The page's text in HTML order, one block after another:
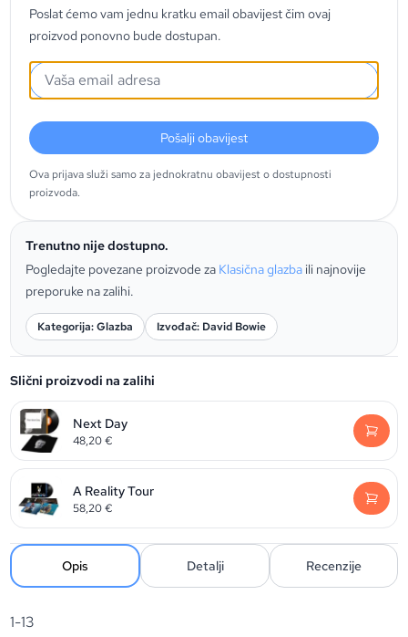
Poslat ćemo vam jednu kratku email obavijest čim ovaj
proizvod ponovno bude dostupan.
Pošalji obavijest
Ova prijava služi samo za jednokratnu obavijest o dostupnosti
proizvoda.
Trenutno nije dostupno.
Pogledajte povezane proizvode za Klasična glazba ili najnovije
preporuke na zalihi.
Kategorija: Glazba Izvođač: David Bowie
Slični proizvodi na zalihi
Next Day
48,20€
A Reality Tour
58,20€
Opis Detalji Recenzije
1-13